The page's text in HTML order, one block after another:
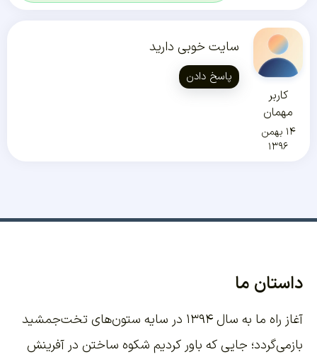
کاربر
مهمان
۱۴ بهمن
۱۳۹۶
سایت خوبی دارید
پاسخ دادن
داستان ما
آغاز راه ما به سال ۱۳۹۴ در سایه ستون‌های تخت‌جمشید
بازمی‌گردد؛ جایی که باور کردیم شکوه ساختن در آفرینش